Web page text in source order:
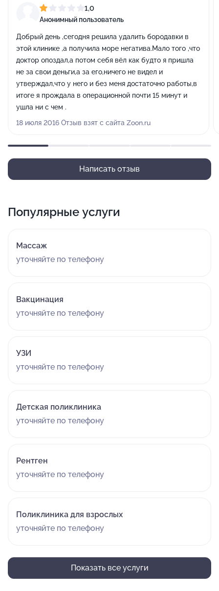
1,0
Анонимный пользователь
Добрый день ,сегодня решила удалить бородавки в
этой клинике ,а получила море негатива.Мало того ,что
доктор опоздал,а потом себя вёл как будто я пришла
не за свои деньги,а за его,ничего не видел и
утверждал,что у него и без меня достаточно работы,в
итоге я прождала в операционной почти 15 минут и
ушла ни с чем .
18 июля 2016 Отзыв взят с сайта Zoon.ru
Написать отзыв
Популярные услуги
Массаж
уточняйте по телефону
Вакцинация
уточняйте по телефону
УЗИ
уточняйте по телефону
Детская поликлиника
уточняйте по телефону
Рентген
уточняйте по телефону
Поликлиника для взрослых
уточняйте по телефону
Показать все услуги